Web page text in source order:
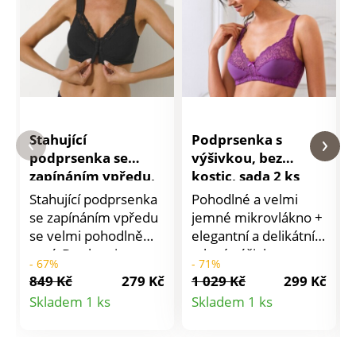
Stahující
podprsenka se
zapínáním vpředu,
bez kostic
Stahující podprsenka
se zapínáním vpředu
se velmi pohodlně
nosí. Bez kostic.
Polovyztužené
košíčky ze 2 dílů s
bavlněnou
- 67%
849 Kč
279 Kč
Skladem 1 ks
Detail
Podprsenka s
výšivkou, bez
kostic, sada 2 ks
Pohodlné a velmi
jemné mikrovlákno +
elegantní a delikátní
tylová výšivka:
podléháme této
podprsence! Horní
část košíčků, sedlo
- 71%
1 029 Kč
299 Kč
Skladem 1 ks
Detail